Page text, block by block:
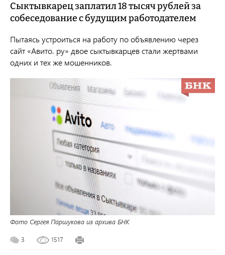
Сыктывкарец заплатил 18 тысяч рублей за
собеседование с будущим работодателем
Пытаясь устроиться на работу по объявлению через
сайт «Авито. ру» двое сыктывкарцев стали жертвами
одних и тех же мошенников.
Фото Сергея Паршукова из архива БНК
3 1517